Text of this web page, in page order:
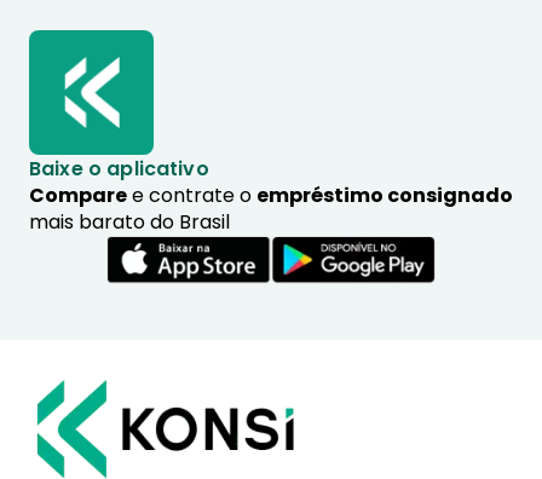
Baixe o aplicativo
Comparee contrate o empréstimo consignado
mais barato do Brasil